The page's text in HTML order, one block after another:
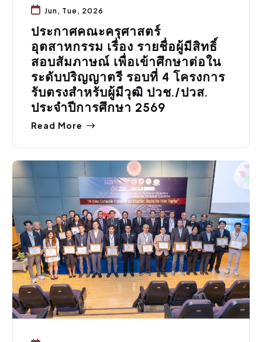
Jun, Tue, 2026
ประกาศคณะครุศาสตร์
อุตสาหกรรม เรื่อง รายชื่อผู้มีสิทธิ์
สอบสัมภาษณ์ เพื่อเข้าศึกษาต่อใน
ระดับปริญญาตรี รอบที่ 4 โครงการ
รับตรงสำหรับผู้มีวุฒิ ปวช./ปวส.
ประจำปีการศึกษา 2569
Read More
กิจกรรมคณะ , ประชาสัมพันธ์